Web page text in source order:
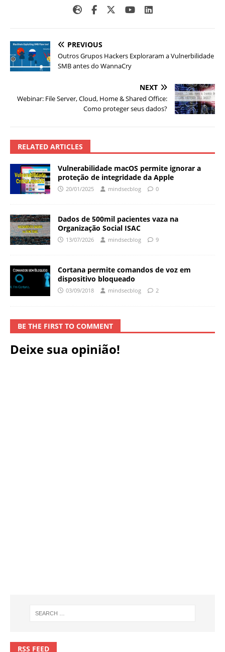
PREVIOUS
Outros Grupos Hackers Exploraram a Vulnerbilidade
SMB antes do WannaCry
NEXT
Webinar: File Server, Cloud, Home & Shared Office:
Como proteger seus dados?
RELATED ARTICLES
Vulnerabilidade macOS permite ignorar a
proteção de integridade da Apple
20/01/2025 mindsecblog 0
Dados de 500mil pacientes vaza na
Organização Social ISAC
13/07/2026 mindsecblog 9
Cortana permite comandos de voz em
dispositivo bloqueado
03/09/2018 mindsecblog 2
BE THE FIRST TO COMMENT
Deixe sua opinião!
RSS FEED